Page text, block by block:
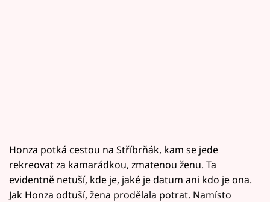
Honza potká cestou na Stříbrňák, kam se jede
rekreovat za kamarádkou, zmatenou ženu. Ta
evidentně netuší, kde je, jaké je datum ani kdo je ona.
Jak Honza odtuší, žena prodělala potrat. Namísto